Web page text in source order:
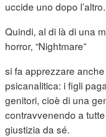
uccide uno dopo l’altro.
Quindi, al di là di una
horror, “Nightmare”
si fa apprezzare
psicanalitica: i figli
genitori, cioè di una
contravvenendo a
giustizia da sé.